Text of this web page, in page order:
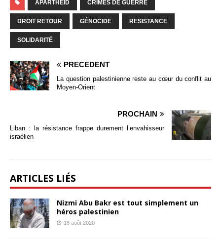
APARTHEID CRIMES DE GUERRE
DROIT RETOUR GÉNOCIDE RESISTANCE
SOLIDARITÉ
PRÉCÉDENT
La question palestinienne reste au cœur du conflit au
Moyen-Orient
PROCHAIN
Liban : la résistance frappe durement l’envahisseur
israélien
ARTICLES LIÉS
Nizmi Abu Bakr est tout simplement un
héros palestinien
18 août 2020